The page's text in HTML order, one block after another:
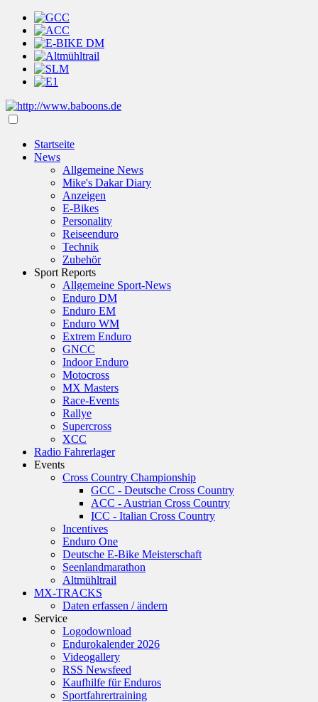
Startseite
News
Allgemeine News
Mike's Dakar Diary
Anzeigen
E-Bikes
Personality
Reiseenduro
Technik
Zubehör
Sport Reports
Allgemeine Sport-News
Enduro DM
Enduro EM
Enduro WM
Extrem Enduro
GNCC
Indoor Enduro
Motocross
MX Masters
Race-Events
Rallye
Supercross
XCC
Radio Fahrerlager
Events
Cross Country Championship
GCC - Deutsche Cross Country
ACC - Austrian Cross Country
ICC - Italian Cross Country
Incentives
Enduro One
Deutsche E-Bike Meisterschaft
Seenlandmarathon
Altmühltrail
MX-TRACKS
Daten erfassen / ändern
Service
Logodownload
Endurokalender 2026
Videogallery
RSS Newsfeed
Kaufhilfe für Enduros
Sportfahrertraining